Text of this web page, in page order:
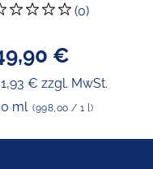
(0)
€
€ zzgl. MwSt.
ml (998,00 / 1 l)